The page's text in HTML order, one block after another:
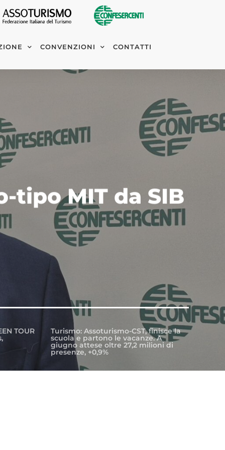
CONVENZIONI CONTATTI
tipo MIT da SIB
TOUR Turismo: Assoturismo-CST, finisce la
scuola e partono le vacanze. A
giugno attese oltre 27,2 milioni di
presenze, +0,9%